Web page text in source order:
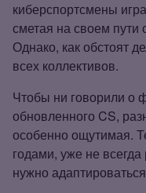
киберспортсмены
сметая на своем
Однако, как обстоят
всех коллективов.
Чтобы ни говорили о
обновленного CS,
особенно ощутимая.
годами, уже не
нужно